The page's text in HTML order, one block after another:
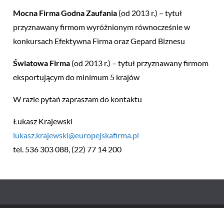
Mocna Firma Godna Zaufania (od 2013 r.) – tytuł
przyznawany firmom wyróżnionym równocześnie w
konkursach Efektywna Firma oraz Gepard Biznesu
Światowa Firma (od 2013 r.) – tytuł przyznawany firmom
eksportującym do minimum 5 krajów
W razie pytań zapraszam do kontaktu
Łukasz Krajewski
lukasz.krajewski@europejskafirma.pl
tel. 536 303 088, (22) 77 14 200